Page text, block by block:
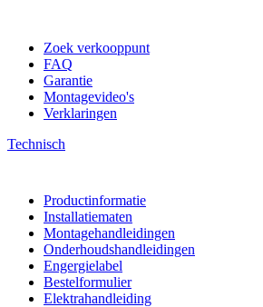
Zoek verkooppunt
FAQ
Garantie
Montagevideo's
Verklaringen
Technisch
Productinformatie
Installatiematen
Montagehandleidingen
Onderhoudshandleidingen
Engergielabel
Bestelformulier
Elektrahandleiding